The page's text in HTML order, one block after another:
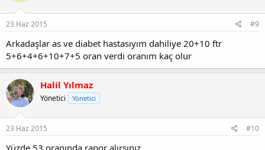
23 Haz 2015 #9
Arkadaşlar as ve diabet hastasıyım dahiliye 20+10 ftr
5+6+4+6+10+7+5 oran verdi oranım kaç olur
Halil Yılmaz
Yönetici Yönetici
23 Haz 2015 #10